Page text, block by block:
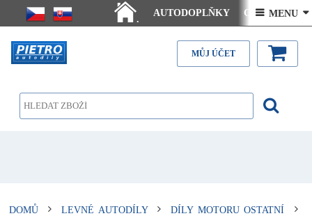
.
AUTODOPLŇKY Ceny doručení
Články - návody Kontakt
 MENU 
MŮJ ÚČET
DOMŮ LEVNÉ AUTODÍLY
DÍLY MOTORU OSTATNÍ